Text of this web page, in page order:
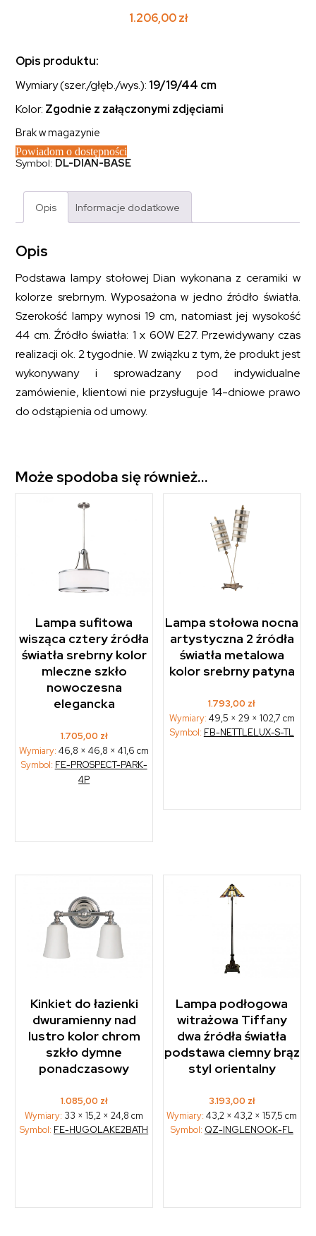
1.206,00zł
Opis produktu:
Wymiary (szer./głęb./wys.): 19/19/44 cm
Kolor: Zgodnie z załączonymi zdjęciami
Brak w magazynie
Powiadom o dostępności
Symbol: DL-DIAN-BASE
Opis Informacje dodatkowe
Opis
Podstawa lampy stołowej Dian wykonana z ceramiki w
kolorze srebrnym. Wyposażona w jedno źródło światła.
Szerokość lampy wynosi 19 cm, natomiast jej wysokość
44 cm. Źródło światła: 1 x 60W E27. Przewidywany czas
realizacji ok. 2 tygodnie. W związku z tym, że produkt jest
wykonywany i sprowadzany pod indywidualne
zamówienie, klientowi nie przysługuje 14-dniowe prawo
do odstąpienia od umowy.
Może spodoba się również…
Lampa sufitowa
wisząca cztery źródła
światła srebrny kolor
mleczne szkło
nowoczesna
elegancka
1.705,00 zł
Wymiary:46,8 × 46,8 × 41,6 cm
Symbol: FE-PROSPECT-PARK-
4P
Lampa stołowa nocna
artystyczna 2 źródła
światła metalowa
kolor srebrny patyna
1.793,00 zł
Wymiary: 49,5 × 29 × 102,7 cm
Symbol: FB-NETTLELUX-S-TL
Kinkiet do łazienki
dwuramienny nad
lustro kolor chrom
szkło dymne
ponadczasowy
1.085,00 zł
Wymiary: 33 × 15,2 × 24,8 cm
Symbol: FE-HUGOLAKE2BATH
Lampa podłogowa
witrażowa Tiffany
dwa źródła światła
podstawa ciemny brąz
styl orientalny
3.193,00 zł
Wymiary:43,2 × 43,2 × 157,5 cm
Symbol: QZ-INGLENOOK-FL